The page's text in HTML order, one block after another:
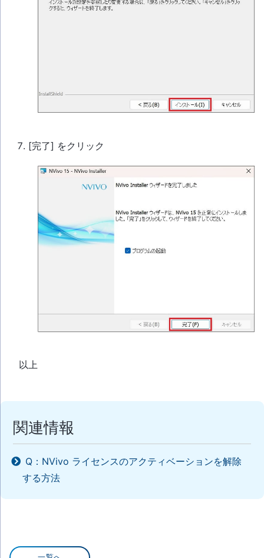
[完了] をクリック
以上
関連情報
Q：NVivo ライセンスのアクティベーションを解除
する方法